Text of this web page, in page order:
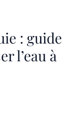
: guide
l’eau à